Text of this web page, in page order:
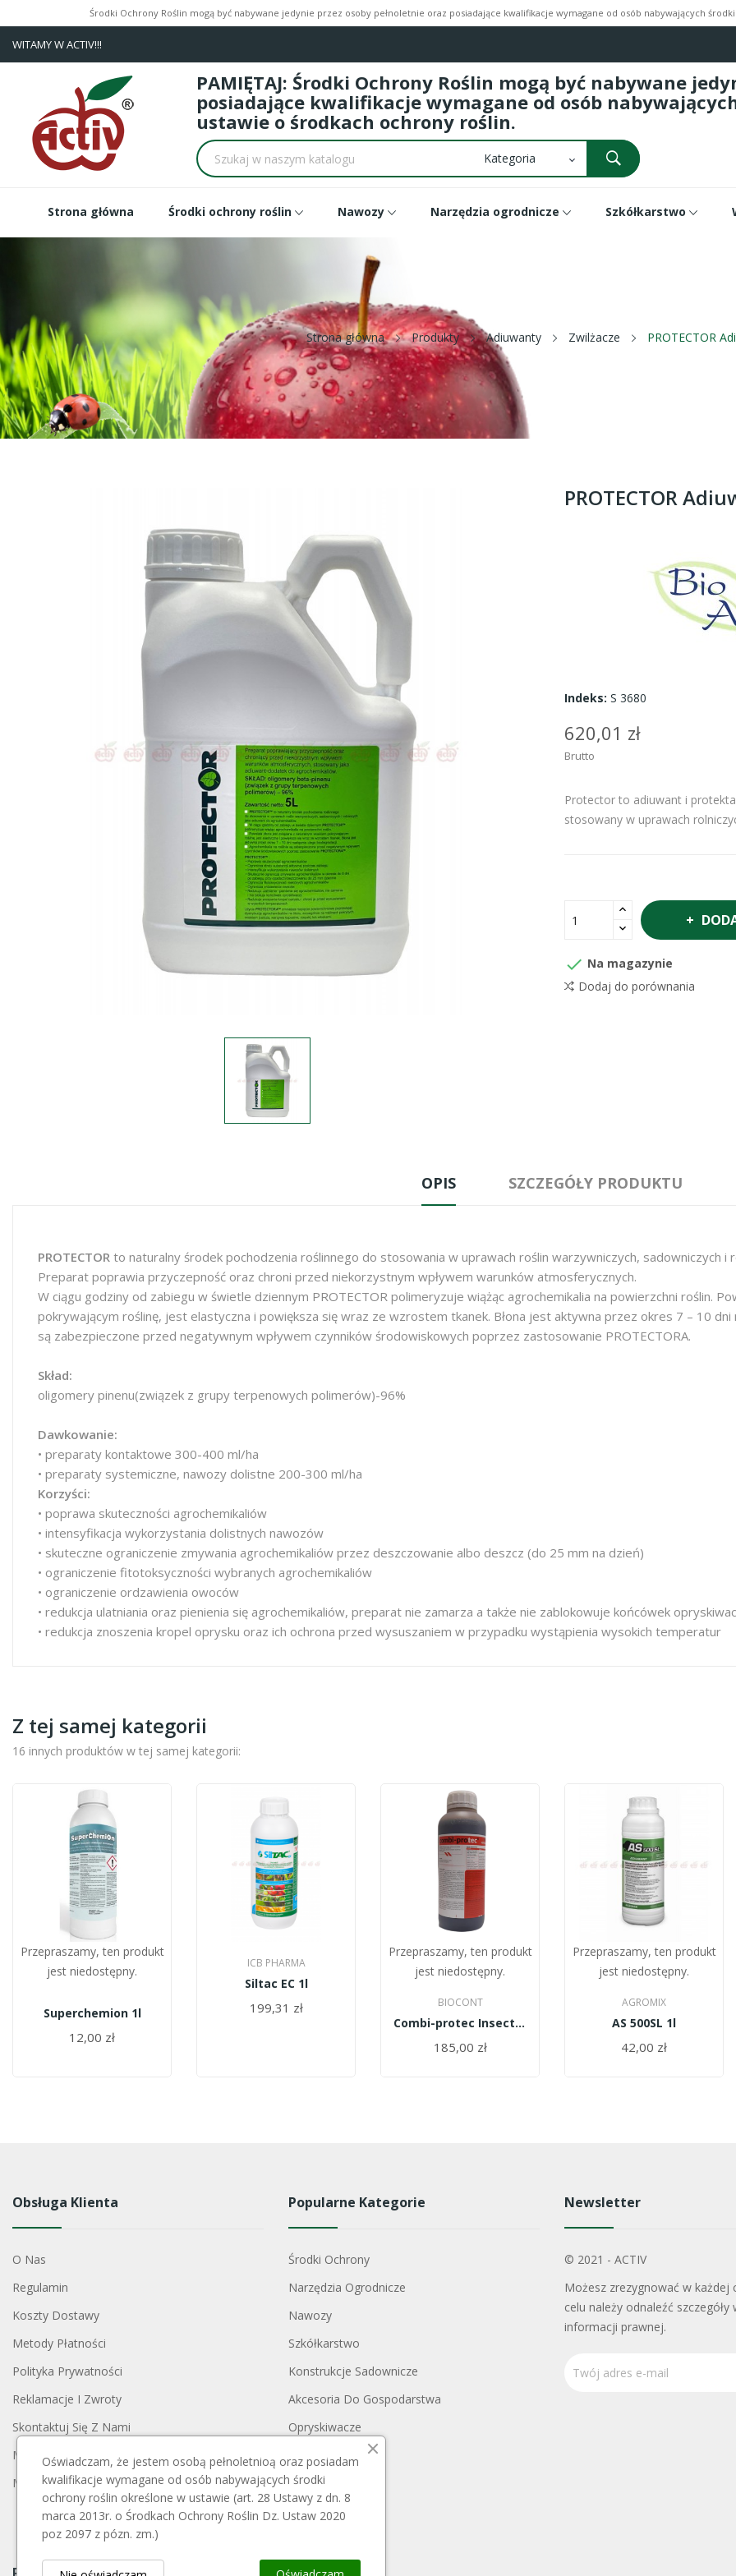
Środki Ochrony Roślin mogą być nabywane jedynie przez osoby pełnoletnie oraz posiadające kwalifikacje wymagane od osób nabywających
WITAMY W ACTIV!!!
PAMIĘTAJ: Środki Ochrony Roślin mogą być nabywane
posiadające kwalifikacje wymagane od osób
ustawie o środkach ochrony roślin.
Strona główna Środki ochrony roślin Nawozy Narzędzia ogrodnicze Szkółkarstwo
Strona główna Produkty Adiuwanty Zwilżacze PROTECTOR
PROTECTOR
Indeks: S 3680
620,01 zł
Brutto
Protector to adiuwant i
stosowany w uprawach
 Na magazynie
Dodaj do porównania
OPIS SZCZEGÓŁY PRODUKTU
PROTECTOR to naturalny środek pochodzenia roślinnego do stosowania w uprawach roślin warzywniczych, sadowniczych
Preparat poprawia przyczepność oraz chroni przed niekorzystnym wpływem warunków atmosferycznych.
W ciągu godziny od zabiegu w świetle dziennym PROTECTOR polimeryzuje wiążąc agrochemikalia na powierzchni roślin.
pokrywającym roślinę, jest elastyczna i powiększa się wraz ze wzrostem tkanek. Błona jest aktywna przez okres 7 – 10
są zabezpieczone przed negatywnym wpływem czynników środowiskowych poprzez zastosowanie PROTECTORA.
Skład:
oligomery pinenu(związek z grupy terpenowych polimerów)-96%
Dawkowanie:
• preparaty kontaktowe 300-400 ml/ha
• preparaty systemiczne, nawozy dolistne 200-300 ml/ha
Korzyści:
• poprawa skuteczności agrochemikaliów
• intensyfikacja wykorzystania dolistnych nawozów
• skuteczne ograniczenie zmywania agrochemikaliów przez deszczowanie albo deszcz (do 25 mm na dzień)
• ograniczenie fitotoksyczności wybranych agrochemikaliów
• ograniczenie ordzawienia owoców
• redukcja ulatniania oraz pienienia się agrochemikaliów, preparat nie zamarza a także nie zablokowuje końcówek
• redukcja znoszenia kropel oprysku oraz ich ochrona przed wysuszaniem w przypadku wystąpienia wysokich temperatur
Z tej samej kategorii
16 innych produktów w tej samej kategorii:
Przepraszamy, ten produkt
jest niedostępny.
Superchemion 1l
12,00 zł
ICB PHARMA
Siltac EC 1l
199,31 zł
Przepraszamy, ten produkt
jest niedostępny.
BIOCONT
Combi-protec Insect Bait 1l
185,00 zł
Przepraszamy, ten produkt
jest niedostępny.
AGROMIX
AS 500SL 1l
42,00 zł
Obsługa Klienta
O Nas
Regulamin
Koszty Dostawy
Metody Płatności
Polityka Prywatności
Reklamacje I Zwroty
Skontaktuj Się Z Nami
Mapa Strony
Moje Konto
Popularne Kategorie
Środki Ochrony
Narzędzia Ogrodnicze
Nawozy
Szkółkarstwo
Konstrukcje Sadownicze
Akcesoria Do Gospodarstwa
Opryskiwacze
Opakowania
Blog
Newsletter
© 2021 - ACTIV
Możesz zrezygnować w każdej
celu należy odnaleźć szczegóły
informacji prawnej.
Oświadczam, że jestem osobą pełnoletnioą oraz posiadam
kwalifikacje wymagane od osób nabywających środki
ochrony roślin określone w ustawie (art. 28 Ustawy z dn. 8
marca 2013r. o Środkach Ochrony Roślin Dz. Ustaw 2020
poz 2097 z pózn. zm.)